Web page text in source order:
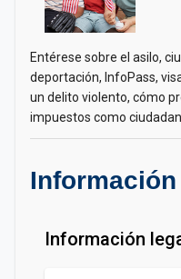
Entérese sobre el asilo,
deportación, InfoPass,
un delito violento, cómo
impuestos como
Información